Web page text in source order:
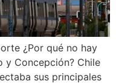
¿Por qué no hay
y Concepción? Chile
sus principales